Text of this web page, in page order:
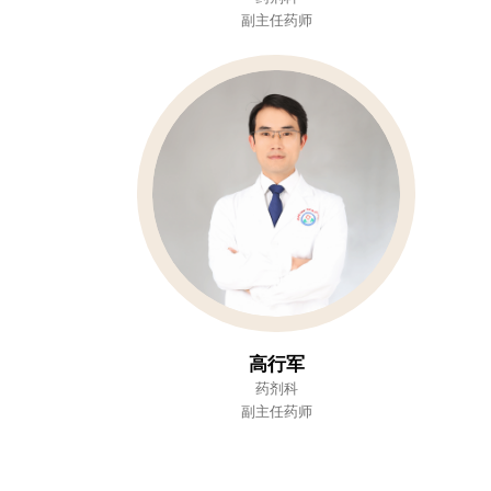
副主任药师
高行军
药剂科
副主任药师